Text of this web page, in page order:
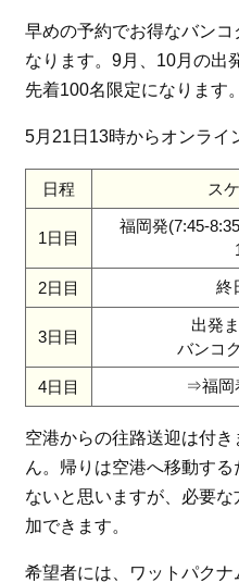
早めの予約でお得なバン
なります。9月、10月の出
先着100名限定になります。
5月21日13時からオンライ
日程 ス
1日目
福岡発(7:45-
2日目 終
3日目
出発
バンコ
4日目 ⇒福岡
空港からの往路送迎は付
ん。帰りは空港へ移動す
ないと思いますが、必要
加できます。
希望者には、ワットパク